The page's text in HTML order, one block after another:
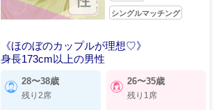
シングルマッチング
《ほのぼのカップルが理想♡》
身長173cm以上の男性
28〜38歳
残り2席
26〜35歳
残り1席